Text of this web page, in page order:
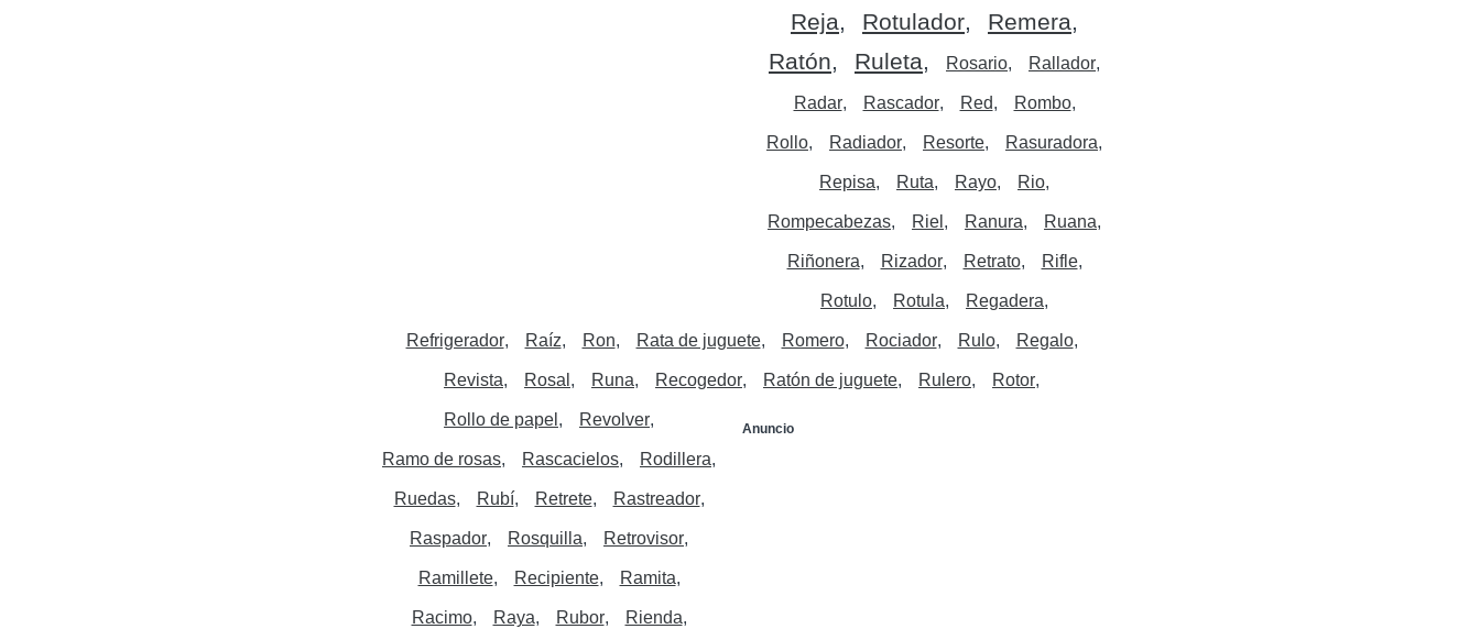
Reja
Rotulador
Remera
Ratón
Ruleta Rosario Rallador
Radar Rascador Red Rombo
Rollo Radiador Resorte Rasuradora
Repisa Ruta Rayo Rio
Rompecabezas Riel Ranura Ruana
Riñonera Rizador Retrato Rifle
Rotulo Rotula Regadera
Refrigerador Raíz Ron Rata de juguete Romero Rociador Rulo Regalo
Revista Rosal Runa Recogedor Ratón de juguete
Anuncio
Rulero Rotor
Rollo de papel Revolver
Ramo de rosas Rascacielos Rodillera
Ruedas Rubí Retrete Rastreador
Raspador Rosquilla Retrovisor
Ramillete Recipiente Ramita
Racimo Raya Rubor Rienda